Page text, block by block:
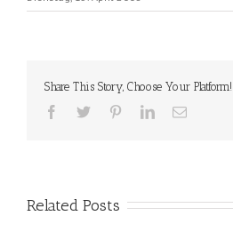
Share This Story, Choose Your Platform!
Related Posts